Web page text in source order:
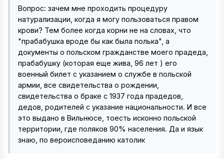
Вопрос: зачем мне проходить процедуру
натурализации, когда я могу пользоваться правом
крови? Тем более когда корни не на словах, что
"прабабушка вроде бы как была полька", а
документы о польском гражданстве моего прадеда,
прабабушку (которая еще жива, 96 лет ) его
военный билет с указанием о службе в польской
армии, все свидетельства о рождении,
свидетельства о браке с 1937 года прадедов,
дедов, родителей с указание национальности. И все
это выдано в Вильнюсе, тоесть исконно польской
территории, где поляков 90% населения. Да и язык
знаю, по вероисповеданию католик